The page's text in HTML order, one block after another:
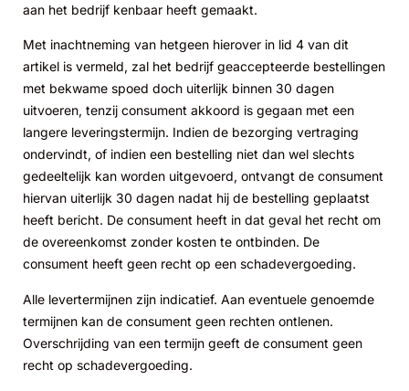
aan het bedrijf kenbaar heeft gemaakt.
Met inachtneming van hetgeen hierover in lid 4 van dit
artikel is vermeld, zal het bedrijf geaccepteerde bestellingen
met bekwame spoed doch uiterlijk binnen 30 dagen
uitvoeren, tenzij consument akkoord is gegaan met een
langere leveringstermijn. Indien de bezorging vertraging
ondervindt, of indien een bestelling niet dan wel slechts
gedeeltelijk kan worden uitgevoerd, ontvangt de consument
hiervan uiterlijk 30 dagen nadat hij de bestelling geplaatst
heeft bericht. De consument heeft in dat geval het recht om
de overeenkomst zonder kosten te ontbinden. De
consument heeft geen recht op een schadevergoeding.
Alle levertermijnen zijn indicatief. Aan eventuele genoemde
termijnen kan de consument geen rechten ontlenen.
Overschrijding van een termijn geeft de consument geen
recht op schadevergoeding.